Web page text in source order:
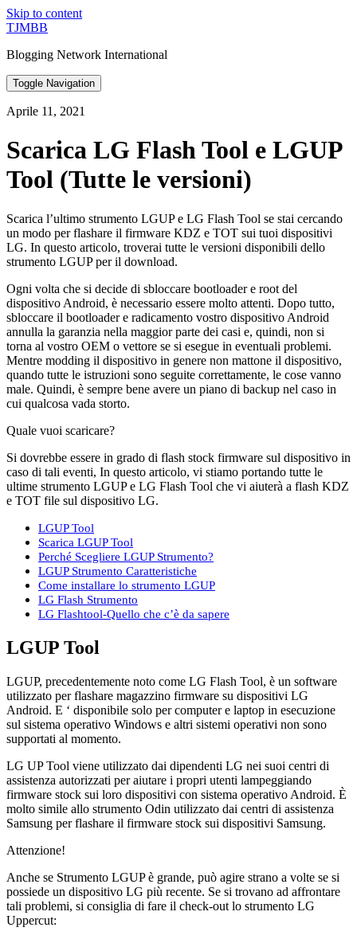
Skip to content
TJMBB
Blogging Network International
Toggle Navigation
Aprile 11, 2021
Scarica LG Flash Tool e LGUP
Tool (Tutte le versioni)
Scarica l’ultimo strumento LGUP e LG Flash Tool se stai cercando
un modo per flashare il firmware KDZ e TOT sui tuoi dispositivi
LG. In questo articolo, troverai tutte le versioni disponibili dello
strumento LGUP per il download.
Ogni volta che si decide di sbloccare bootloader e root del
dispositivo Android, è necessario essere molto attenti. Dopo tutto,
sbloccare il bootloader e radicamento vostro dispositivo Android
annulla la garanzia nella maggior parte dei casi e, quindi, non si
torna al vostro OEM o vettore se si esegue in eventuali problemi.
Mentre modding il dispositivo in genere non mattone il dispositivo,
quando tutte le istruzioni sono seguite correttamente, le cose vanno
male. Quindi, è sempre bene avere un piano di backup nel caso in
cui qualcosa vada storto.
Quale vuoi scaricare?
Si dovrebbe essere in grado di flash stock firmware sul dispositivo in
caso di tali eventi, In questo articolo, vi stiamo portando tutte le
ultime strumento LGUP e LG Flash Tool che vi aiuterà a flash KDZ
e TOT file sul dispositivo LG.
LGUP Tool
Scarica LGUP Tool
Perché Scegliere LGUP Strumento?
LGUP Strumento Caratteristiche
Come installare lo strumento LGUP
LG Flash Strumento
LG Flashtool-Quello che c’è da sapere
LGUP Tool
LGUP, precedentemente noto come LG Flash Tool, è un software
utilizzato per flashare magazzino firmware su dispositivi LG
Android. E ‘ disponibile solo per computer e laptop in esecuzione
sul sistema operativo Windows e altri sistemi operativi non sono
supportati al momento.
LG UP Tool viene utilizzato dai dipendenti LG nei suoi centri di
assistenza autorizzati per aiutare i propri utenti lampeggiando
firmware stock sui loro dispositivi con sistema operativo Android. È
molto simile allo strumento Odin utilizzato dai centri di assistenza
Samsung per flashare il firmware stock sui dispositivi Samsung.
Attenzione!
Anche se Strumento LGUP è grande, può agire strano a volte se si
possiede un dispositivo LG più recente. Se si trovano ad affrontare
tali problemi, si consiglia di fare il check-out lo strumento LG
Uppercut: